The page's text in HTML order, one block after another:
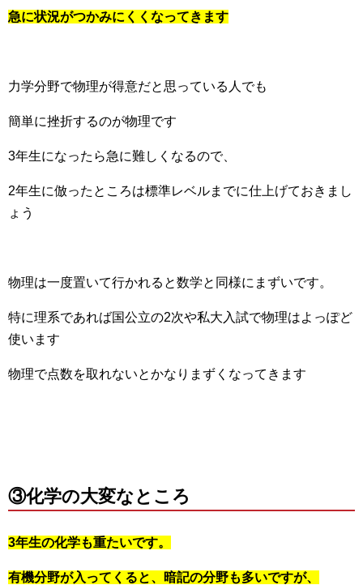
急に状況がつかみにくくなってきます
力学分野で物理が得意だと思っている人でも
簡単に挫折するのが物理です
3年生になったら急に難しくなるので、
2年生に倣ったところは標準レベルまでに仕上げておきまし
ょう
物理は一度置いて行かれると数学と同様にまずいです。
特に理系であれば国公立の2次や私大入試で物理はよっぽど
使います
物理で点数を取れないとかなりまずくなってきます
③化学の大変なところ
3年生の化学も重たいです。
有機分野が入ってくると、暗記の分野も多いですが、